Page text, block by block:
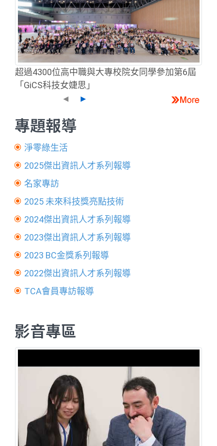
超過4300位高中職與大專校院女同學參加第6屆
「GiCS科技女婕思」
◄
►
專題報導
淨零綠生活
2025傑出資訊人才系列報導
名家專訪
2025 未來科技獎亮點技術
2024傑出資訊人才系列報導
2023傑出資訊人才系列報導
2023 BC金獎系列報導
2022傑出資訊人才系列報導
TCA會員專訪報導
影音專區